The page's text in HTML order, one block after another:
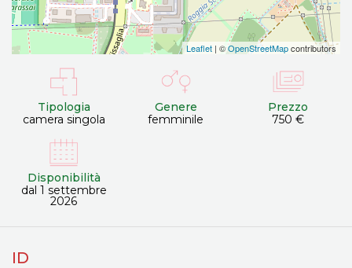
Leaflet | ©OpenStreetMapcontributors
Tipologia
camera singola
Genere
femminile
Prezzo
750 €
Disponibilità
dal 1 settembre
2026
ID